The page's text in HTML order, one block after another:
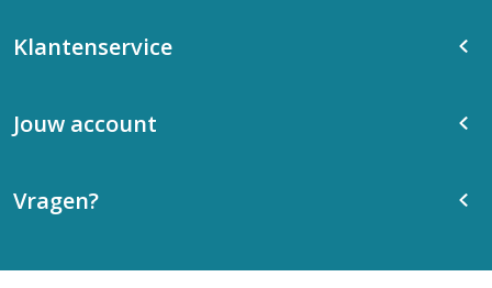
Klantenservice
Jouw account
Vragen?